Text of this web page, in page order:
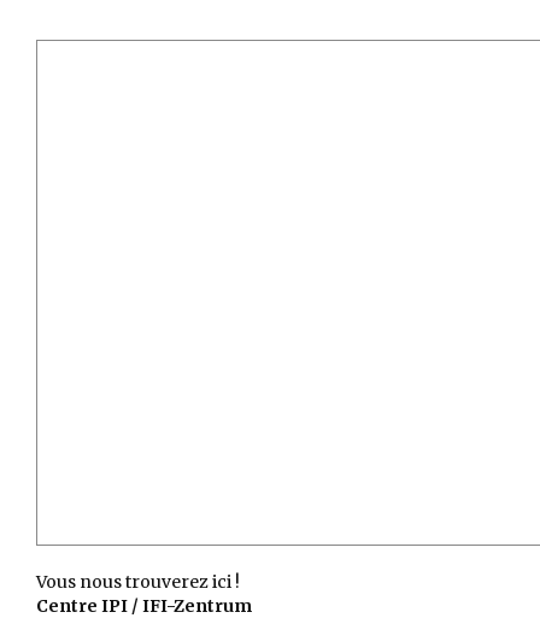
Vous nous trouverez ici !
Centre IPI / IFI-Zentrum